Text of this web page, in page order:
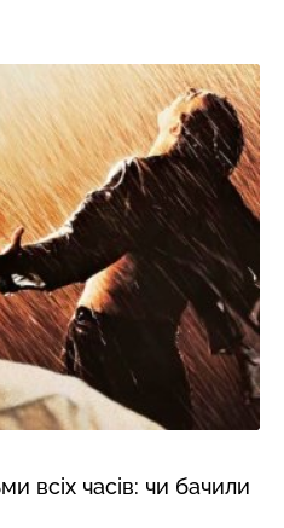
всіх часів: чи бачили